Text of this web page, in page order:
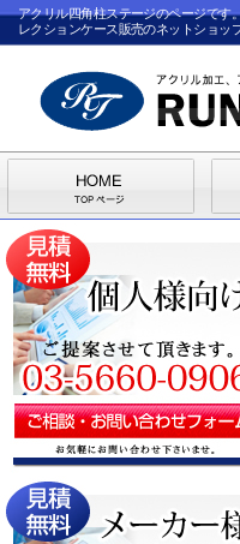
アクリル四角柱ステージのページです
レクションケース販売のネットショッ